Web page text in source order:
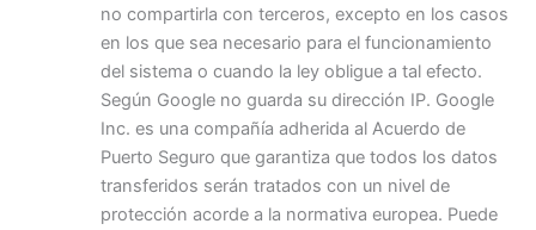
no compartirla con terceros, excepto en los casos
en los que sea necesario para el funcionamiento
del sistema o cuando la ley obligue a tal efecto.
Según Google no guarda su dirección IP. Google
Inc. es una compañía adherida al Acuerdo de
Puerto Seguro que garantiza que todos los datos
transferidos serán tratados con un nivel de
protección acorde a la normativa europea. Puede